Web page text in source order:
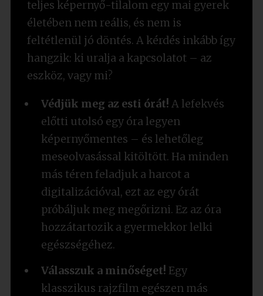
teljes képernyő-tilalom egy mai gyerek
életében nem reális, és nem is
feltétlenül jó döntés. A kérdés inkább így
hangzik: ki uralja a kapcsolatot – az
eszköz, vagy mi?
Védjük meg az esti órát! A lefekvés
előtti utolsó egy óra legyen
képernyőmentes – és lehetőleg
meseolvasással kitöltött. Ha minden
más téren feladjuk a harcot a
digitalizációval, ezt az egy órát
próbáljuk meg megőrizni. Ez az óra
hozzátartozik a gyermekkor lelki
egészségéhez.
Válasszuk a minőséget! Egy
klasszikus rajzfilm egészen más